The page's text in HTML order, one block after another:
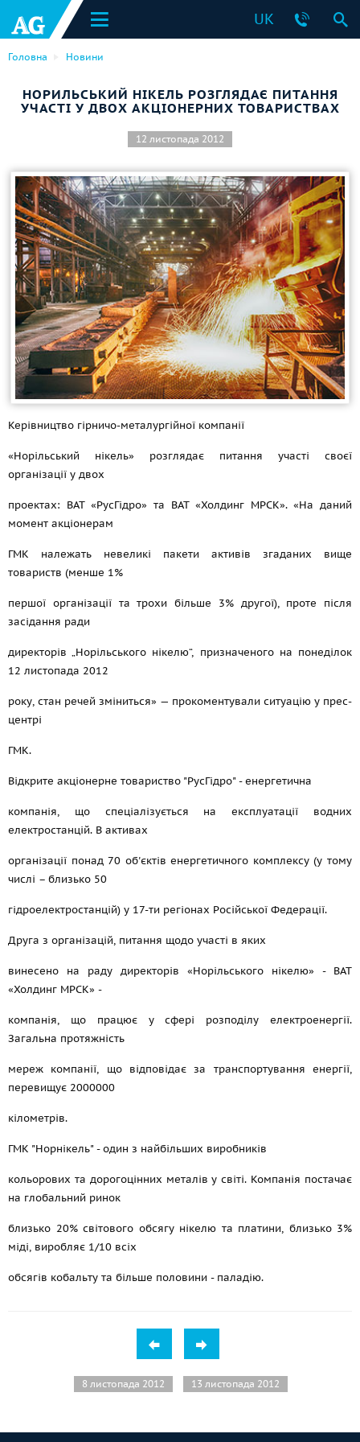
UK
Головна Новини
НОРИЛЬСЬКИЙ НІКЕЛЬ РОЗГЛЯДАЄ ПИТАННЯ
УЧАСТІ У ДВОХ АКЦІОНЕРНИХ ТОВАРИСТВАХ
12 листопада 2012
Керівництво гірничо-металургійної компанії
«Норільський нікель» розглядає питання участі своєї
організації у двох
проектах: ВАТ «РусГідро» та ВАТ «Холдинг МРСК». «На даний
момент акціонерам
ГМК належать невеликі пакети активів згаданих вище
товариств (менше 1%
першої організації та трохи більше 3% другої), проте після
засідання ради
директорів „Норільського нікелю“, призначеного на понеділок
12 листопада 2012
року, стан речей зміниться» — прокоментували ситуацію у прес-
центрі
ГМК.
Відкрите акціонерне товариство "РусГідро" - енергетична
компанія, що спеціалізується на експлуатації водних
електростанцій. В активах
організації понад 70 об'єктів енергетичного комплексу (у тому
числі – близько 50
гідроелектростанцій) у 17-ти регіонах Російської Федерації.
Друга з організацій, питання щодо участі в яких
винесено на раду директорів «Норільського нікелю» - ВАТ
«Холдинг МРСК» -
компанія, що працює у сфері розподілу електроенергії.
Загальна протяжність
мереж компанії, що відповідає за транспортування енергії,
перевищує 2000000
кілометрів.
ГМК "Норнікель" - один з найбільших виробників
кольорових та дорогоцінних металів у світі. Компанія постачає
на глобальний ринок
близько 20% світового обсягу нікелю та платини, близько 3%
міді, виробляє 1/10 всіх
обсягів кобальту та більше половини - паладію.
8 листопада 2012 13 листопада 2012